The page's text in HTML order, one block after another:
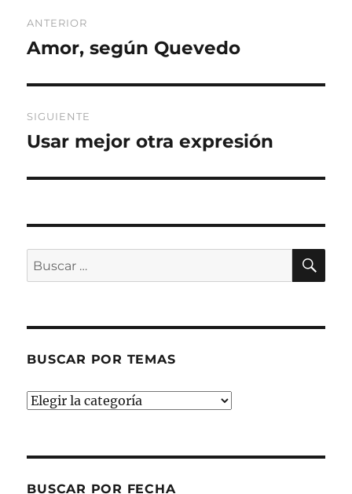
de
ANTERIOR
Entrada
Amor, según Quevedo
SIGUIENTE
Entrada
Usar mejor otra expresión
Buscar
por:
BUSCAR POR TEMAS
Buscar
BUSCAR POR FECHA